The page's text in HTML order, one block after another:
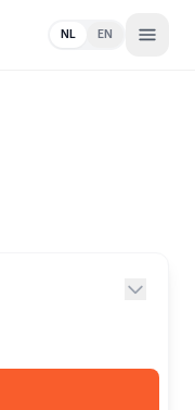
NL EN